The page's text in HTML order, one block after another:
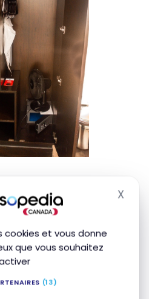
cookies et vous donne
que vous souhaitez
(13)
X
à l'infolettre
les meilleures
miles et cartes de
semaine dans votre